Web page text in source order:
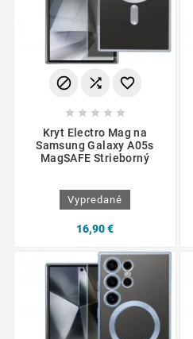
  
    
Kryt Electro Mag na
Samsung Galaxy A05s
MagSAFE Strieborný
Vypredané
16,90 €